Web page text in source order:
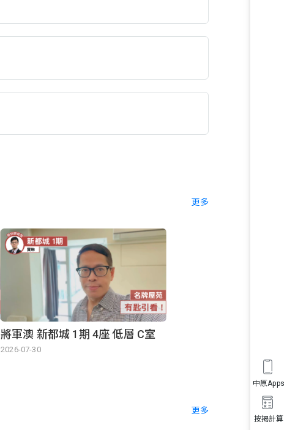
按揭計算
中原Apps
更多
將軍澳 新都城 1期 4座 低層 C室
2026-07-30
更多